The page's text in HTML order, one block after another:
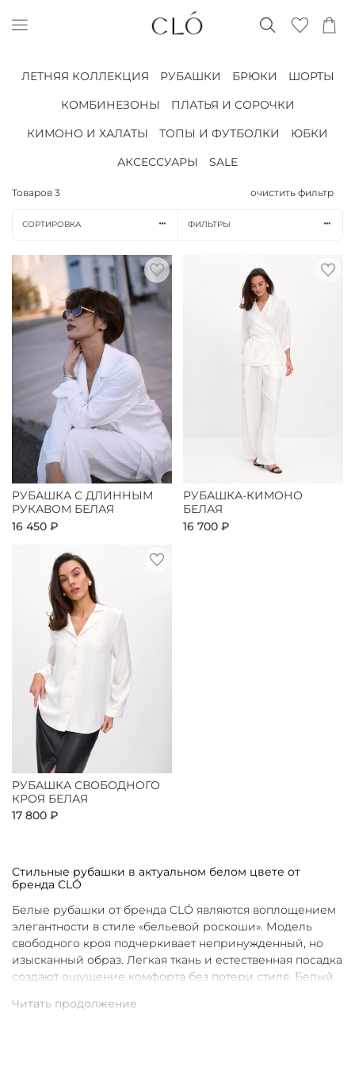
ЛЕТНЯЯ КОЛЛЕКЦИЯ РУБАШКИ БРЮКИ
ШОРТЫ
КОМБИНЕЗОНЫ
ПЛАТЬЯ И СОРОЧКИ
КИМОНО И ХАЛАТЫ
ТОПЫ И ФУТБОЛКИ
ЮБКИ
АКСЕССУАРЫ
SALE
Товаров 3 очистить фильтр
СОРТИРОВКА ФИЛЬТРЫ
РУБАШКА С ДЛИННЫМ
РУКАВОМ БЕЛАЯ
16 450 ₽
РУБАШКА-КИМОНО
БЕЛАЯ
16 700 ₽
РУБАШКА СВОБОДНОГО
КРОЯ БЕЛАЯ
17 800 ₽
Стильные рубашки в актуальном белом цвете от
бренда CLÓ
Белые рубашки от бренда CLÓ являются воплощением
элегантности в стиле «бельевой роскоши». Модель
свободного кроя подчеркивает непринужденный, но
изысканный образ. Легкая ткань и естественная посадка
создают ощущение комфорта без потери стиля. Белый
чистоты и универсальности. Такая рубашка легко